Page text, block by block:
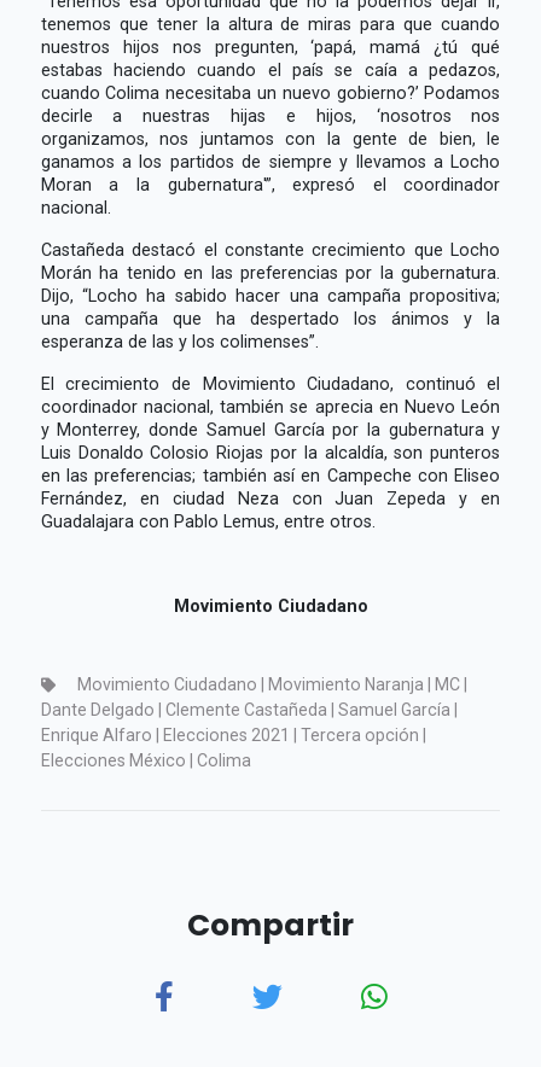
tenemos que tener la altura de miras para que cuando
nuestros hijos nos pregunten, ‘papá, mamá ¿tú qué
estabas haciendo cuando el país se caía a pedazos,
cuando Colima necesitaba un nuevo gobierno?’ Podamos
decirle a nuestras hijas e hijos, ‘nosotros nos
organizamos, nos juntamos con la gente de bien, le
ganamos a los partidos de siempre y llevamos a Locho
Moran a la gubernatura'”, expresó el coordinador
nacional.
Castañeda destacó el constante crecimiento que Locho
Morán ha tenido en las preferencias por la gubernatura.
Dijo, “Locho ha sabido hacer una campaña propositiva;
una campaña que ha despertado los ánimos y la
esperanza de las y los colimenses”.
El crecimiento de Movimiento Ciudadano, continuó el
coordinador nacional, también se aprecia en Nuevo León
y Monterrey, donde Samuel García por la gubernatura y
Luis Donaldo Colosio Riojas por la alcaldía, son punteros
en las preferencias; también así en Campeche con Eliseo
Fernández, en ciudad Neza con Juan Zepeda y en
Guadalajara con Pablo Lemus, entre otros.
Movimiento Ciudadano
Movimiento Ciudadano | Movimiento Naranja | MC |
Dante Delgado | Clemente Castañeda | Samuel García |
Enrique Alfaro | Elecciones 2021 | Tercera opción |
Elecciones México | Colima
Compartir